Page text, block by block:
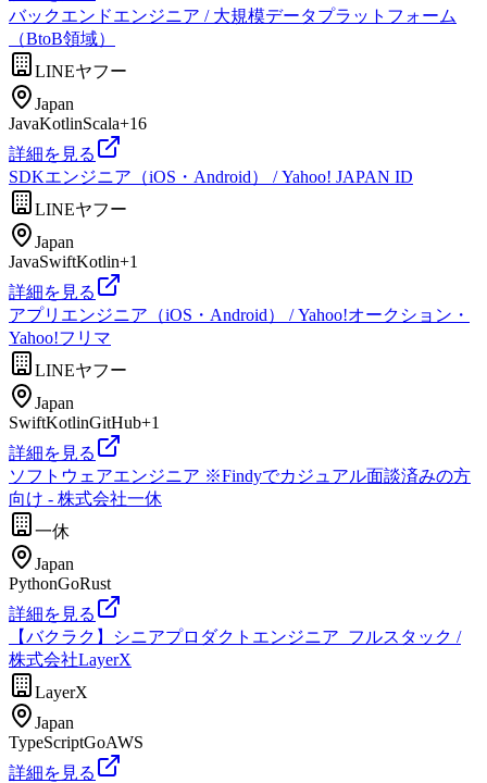
バックエンドエンジニア / 大規模データプラットフォーム
（BtoB領域）
LINEヤフー
Japan
JavaKotlinScala+16
詳細を見る
SDKエンジニア（iOS・Android） / Yahoo! JAPAN ID
LINEヤフー
Japan
JavaSwiftKotlin+1
詳細を見る
アプリエンジニア（iOS・Android） / Yahoo!オークション・
Yahoo!フリマ
LINEヤフー
Japan
SwiftKotlinGitHub+1
詳細を見る
ソフトウェアエンジニア ※Findyでカジュアル面談済みの方
向け - 株式会社一休
一休
Japan
PythonGoRust
詳細を見る
【バクラク】シニアプロダクトエンジニア_フルスタック /
株式会社LayerX
LayerX
Japan
TypeScriptGoAWS
詳細を見る